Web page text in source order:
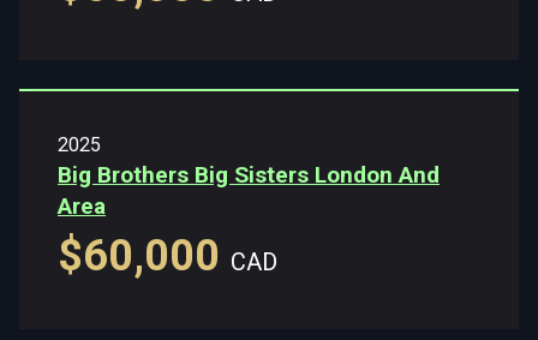
2025
Big Brothers Big Sisters London And
Area
$60,000 CAD